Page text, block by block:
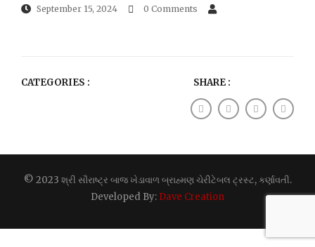
September 15, 2024 0 Comments
CATEGORIES : SHARE :
© 2023 શ્રી સૌરાષ્ટ્ર બાજ ખેડાવાળ બ્રાહ્મણ ચેરીટેબલ ટ્રસ્ટ, કર્ણાવતી.
Developed By: Dave Creation